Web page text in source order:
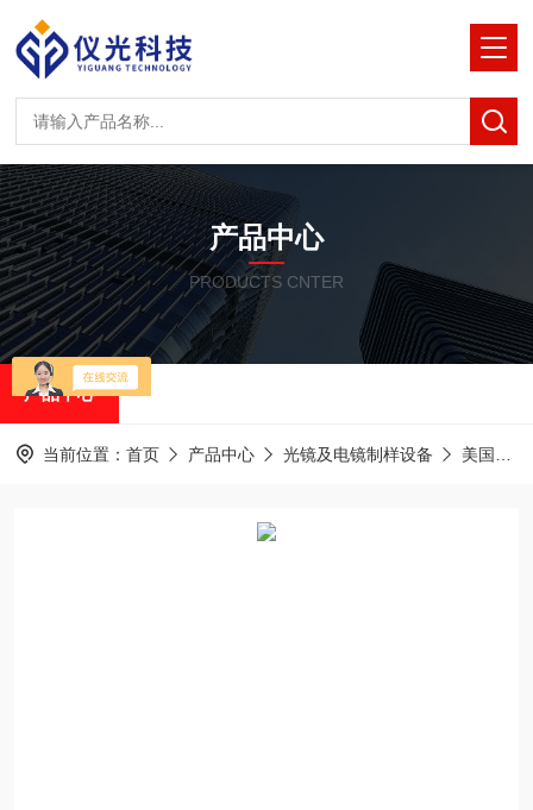
产品中心
PRODUCTS CNTER
产品中心
当前位置： 首页 产品中心 光镜及电镜制样设备 美国RMC半薄&超薄切片机